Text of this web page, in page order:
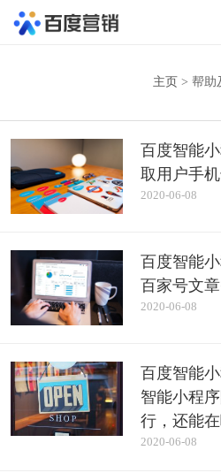
主页 > 帮助
百度智能
取用户手
2020-06-08
百度智能
百家号文
2020-06-08
百度智能
智能小程
行，还能
2020-06-08